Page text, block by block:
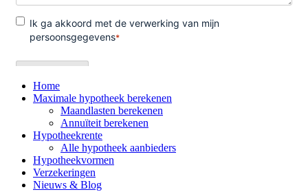
Home
Maximale hypotheek berekenen
Maandlasten berekenen
Annuïteit berekenen
Hypotheekrente
Alle hypotheek aanbieders
Hypotheekvormen
Verzekeringen
Nieuws & Blog